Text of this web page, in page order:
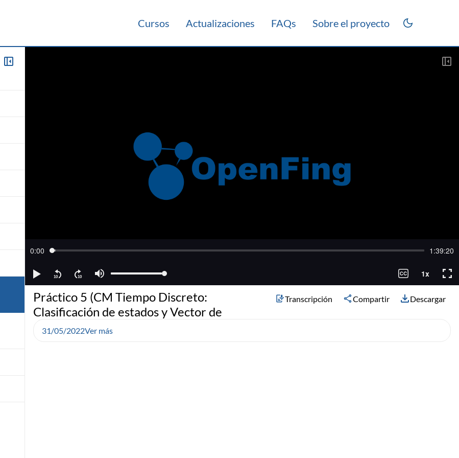
Cursos Actualizaciones FAQs Sobre el proyecto
Práctico 5 (CM Tiempo Discreto:
Clasificación de estados y Vector de
Transcripción Compartir Descargar
31/05/2022Ver más